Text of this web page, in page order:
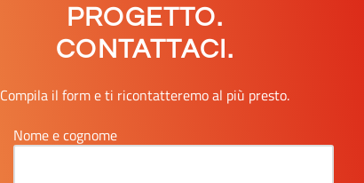
PROGETTO.
CONTATTACI.
Compila il form e ti ricontatteremo al più presto.
Nome e cognome